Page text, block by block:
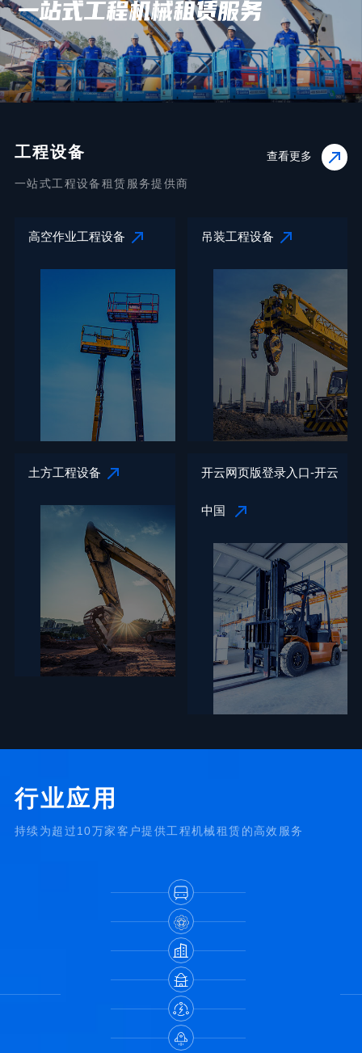
工程设备
一站式工程设备租赁服务提供商
查看更多
高空作业工程设备 吊装工程设备
土方工程设备 开云网页版登录入口-开云
中国
行业应用
持续为超过10万家客户提供工程机械租赁的高效服务